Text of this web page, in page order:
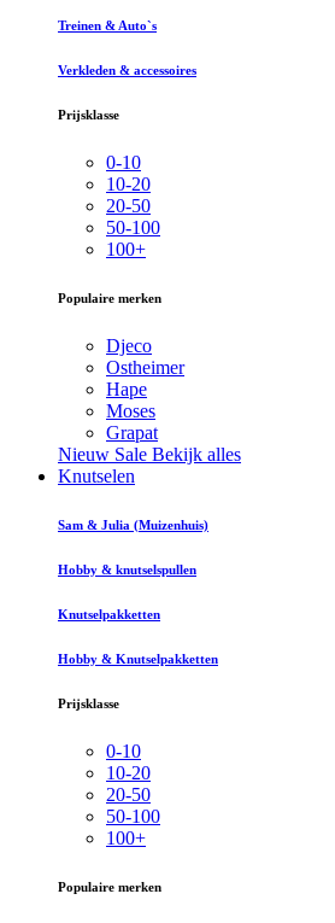
Treinen & Auto`s
Verkleden & accessoires
Prijsklasse
0-10
10-20
20-50
50-100
100+
Populaire merken
Djeco
Ostheimer
Hape
Moses
Grapat
Nieuw Sale Bekijk alles
Knutselen
Sam & Julia (Muizenhuis)
Hobby & knutselspullen
Knutselpakketten
Hobby & Knutselpakketten
Prijsklasse
0-10
10-20
20-50
50-100
100+
Populaire merken